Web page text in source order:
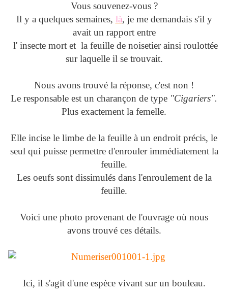
Vous souvenez-vous ?
Il y a quelques semaines, là, je me demandais s'il y
avait un rapport entre
l' insecte mort et la feuille de noisetier ainsi roulottée
sur laquelle il se trouvait.
Nous avons trouvé la réponse, c'est non !
Le responsable est un charançon de type "Cigariers".
Plus exactement la femelle.
Elle incise le limbe de la feuille à un endroit précis, le
seul qui puisse permettre d'enrouler immédiatement la
feuille.
Les oeufs sont dissimulés dans l'enroulement de la
feuille.
Voici une photo provenant de l'ouvrage où nous
avons trouvé ces détails.
Ici, il s'agit d'une espèce vivant sur un bouleau.